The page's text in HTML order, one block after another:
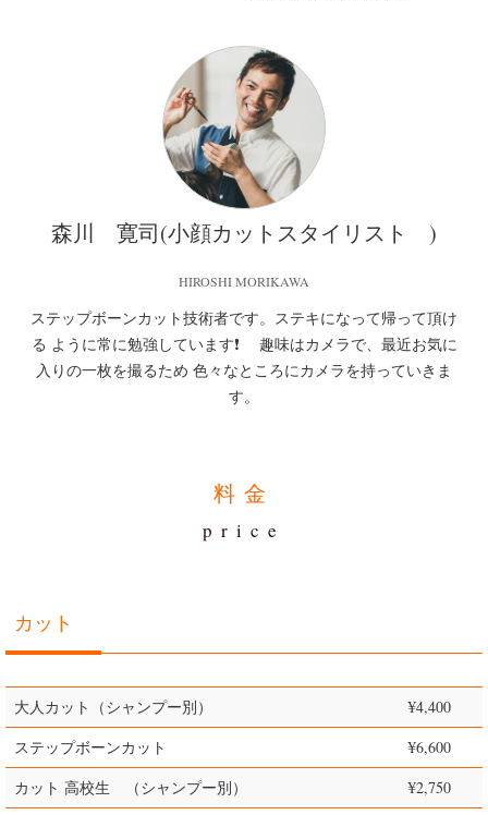
森川 寛司(小顔カットスタイリスト )
HIROSHI MORIKAWA
ステップボーンカット技術者です。ステキになって帰って頂け
る ように常に勉強しています❗ 趣味はカメラで、最近お気に
入りの一枚を撮るため 色々なところにカメラを持っていきま
す。
料金
price
カット
大人カット（シャンプー別）
¥4,400
ステップボーンカット
¥6,600
カット 高校生 （シャンプー別）
¥2,750